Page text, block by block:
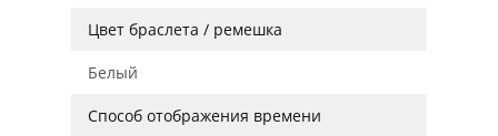
Цвет браслета / ремешка
Белый
Способ отображения времени